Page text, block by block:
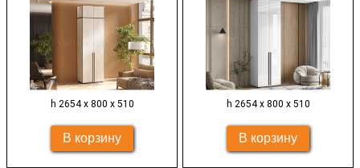
h 2654 х 800 х 510 h 2654 х 800 х 510